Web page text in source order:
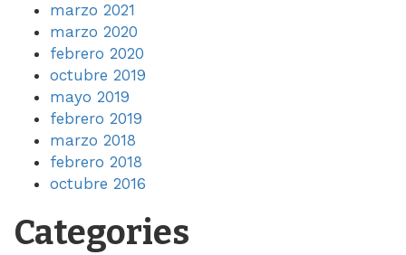
marzo 2021
marzo 2020
febrero 2020
octubre 2019
mayo 2019
febrero 2019
marzo 2018
febrero 2018
octubre 2016
Categories